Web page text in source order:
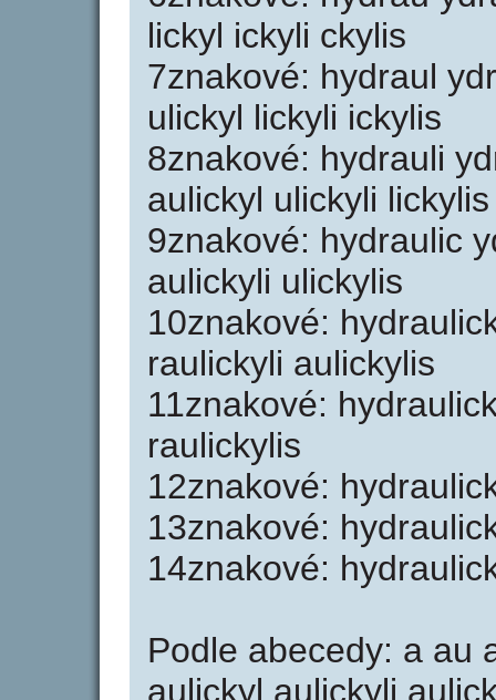
lickyl ickyli ckylis
7znakové: hydraul
ulickyl lickyli ickylis
8znakové: hydrauli
aulickyl ulickyli lickylis
9znakové: hydraulic
aulickyli ulickylis
10znakové:
raulickyli aulickylis
11znakové:
raulickylis
12znakové:
13znakové:
14znakové:
Podle abecedy: a au
aulickyl aulickyli